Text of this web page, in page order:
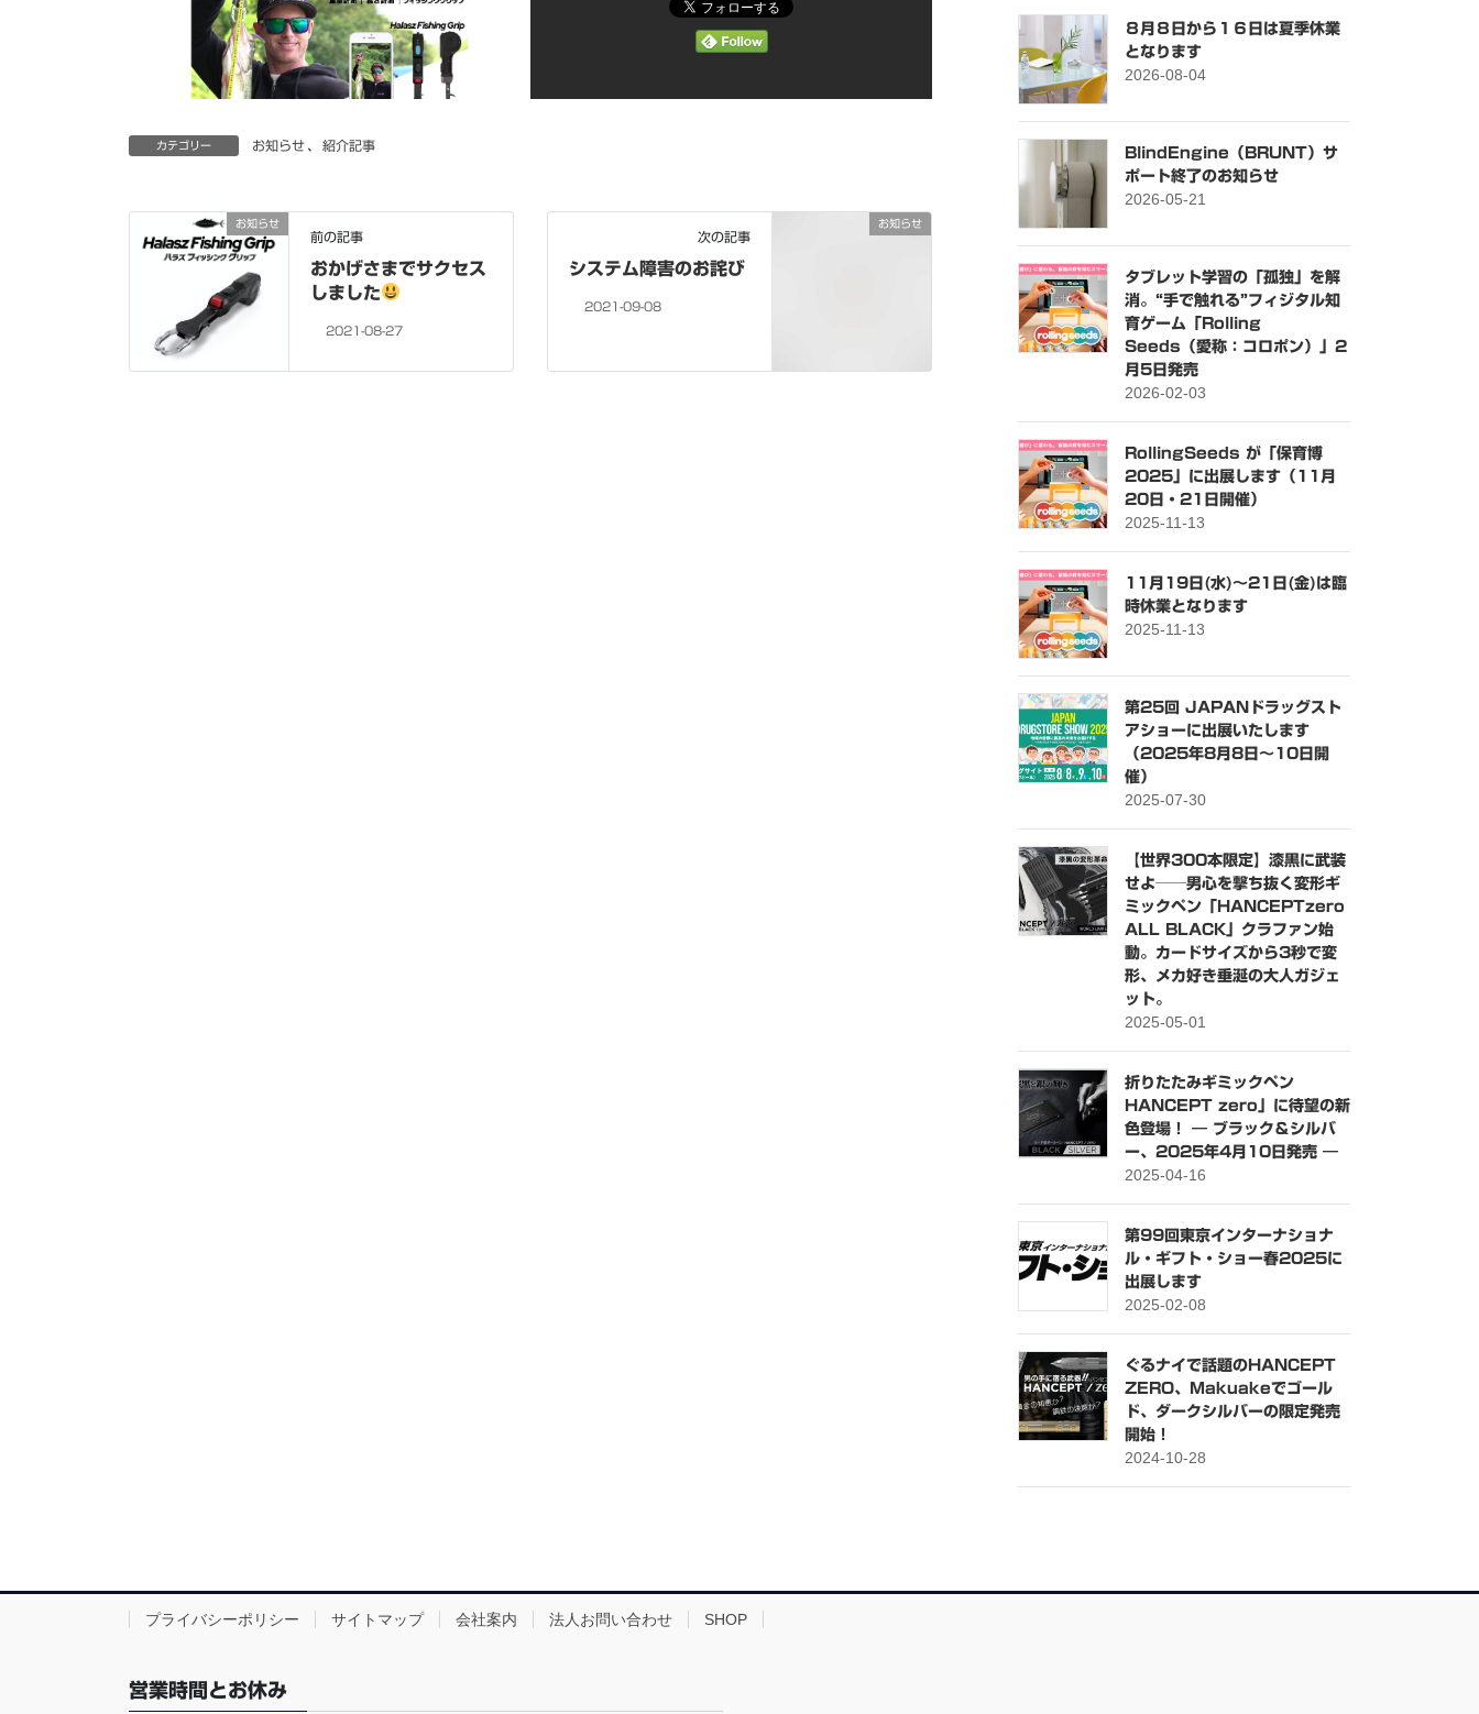
カテゴリー お知らせ 、 紹介記事
お知らせ
前の記事
おかげさまでサクセス
しました
2021-08-27
お知らせ
次の記事
システム障害のお詫び
2021-09-08
８月８日から１６日は夏季休業
となります
2026-08-04
BlindEngine（BRUNT）サ
ポート終了のお知らせ
2026-05-21
タブレット学習の「孤独」を解
消。“手で触れる”フィジタル知
育ゲーム「Rolling
Seeds（愛称：コロポン）」2
月5日発売
2026-02-03
RollingSeeds が「保育博
2025」に出展します（11月
20日・21日開催）
2025-11-13
11月19日(水)～21日(金)は臨
時休業となります
2025-11-13
第25回 JAPANドラッグスト
アショーに出展いたします
（2025年8月8日〜10日開
催）
2025-07-30
【世界300本限定】漆黒に武装
せよ──男心を撃ち抜く変形ギ
ミックペン「HANCEPTzero
ALL BLACK」クラファン始
動。カードサイズから3秒で変
形、メカ好き垂涎の大人ガジェ
ット。
2025-05-01
折りたたみギミックペン
HANCEPT zero」に待望の新
色登場！ ― ブラック＆シルバ
ー、2025年4月10日発売 ―
2025-04-16
第99回東京インターナショナ
ル・ギフト・ショー春2025に
出展します
2025-02-08
ぐるナイで話題のHANCEPT
ZERO、Makuakeでゴール
ド、ダークシルバーの限定発売
開始！
2024-10-28
プライバシーポリシー サイトマップ 会社案内 法人お問い合わせ SHOP
営業時間とお休み